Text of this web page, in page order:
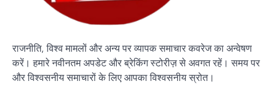
राजनीति, विश्व मामलों और अन्य पर व्यापक समाचार कवरेज का अन्वेषण
करें। हमारे नवीनतम अपडेट और ब्रेकिंग स्टोरीज़ से अवगत रहें। समय पर
और विश्वसनीय समाचारों के लिए आपका विश्वसनीय स्रोत।